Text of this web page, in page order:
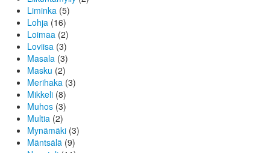
Liminka (5)
Lohja (16)
Loimaa (2)
Loviisa (3)
Masala (3)
Masku (2)
Merihaka (3)
Mikkeli (8)
Muhos (3)
Multia (2)
Mynämäki (3)
Mäntsälä (9)